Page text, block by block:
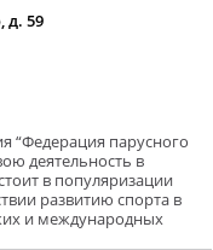
д. 59
“Федерация парусного
деятельность в
в популяризации
развитию спорта в
и международных